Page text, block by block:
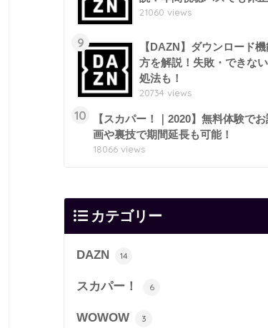
21060 views
9
【DAZN】ダウンロード
方を解説！失敗・できな
処法も！
20734 views
10
【スカパー！｜2020】無料体験で
画や裏技で期間延長も可能！
18066 views
カテゴリー
DAZN 14
スカパー！ 6
WOWOW 3